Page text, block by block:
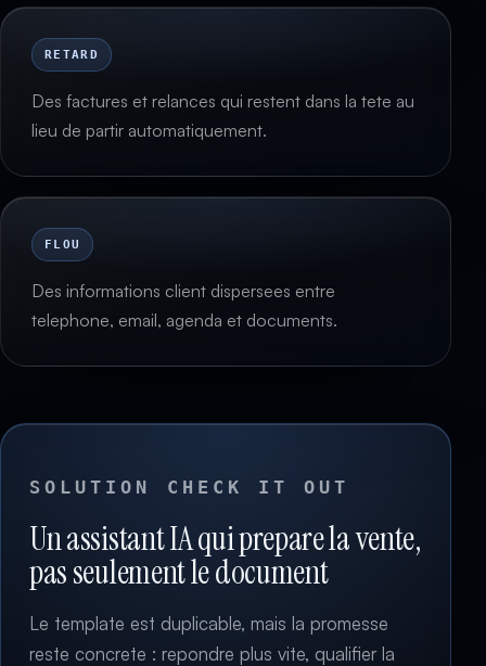
RETARD
Des factures et relances qui restent dans la tete au
lieu de partir automatiquement.
FLOU
Des informations client dispersees entre
telephone, email, agenda et documents.
SOLUTION CHECK IT OUT
Un assistant IA qui prepare la vente,
pas seulement le document
Le template est duplicable, mais la promesse
reste concrete : repondre plus vite, qualifier la